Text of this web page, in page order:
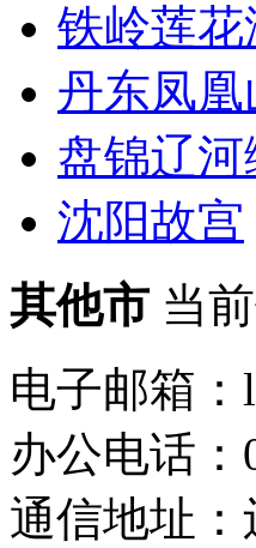
铁岭莲
丹东凤凰
盘锦辽
沈阳故宫
其他市 当
电子邮箱：
办公电话：
通信地址